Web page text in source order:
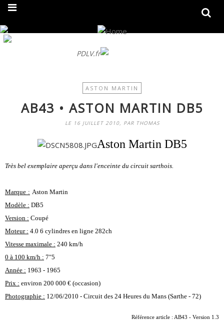
PDLV.fr
ASTON MARTIN
AB43 • ASTON MARTIN DB5
LE 16 JUILLET 2010, PAR THOMAS
Aston Martin DB5
Très bel exemplaire aperçu dans l'enceinte du circuit sarthois.
Marque : Aston Martin
Modèle : DB5
Version : Coupé
Moteur : 4.0 6 cylindres en ligne 282ch
Vitesse maximale : 240 km/h
0 à 100 km/h : 7"5
Année : 1963 - 1965
Prix : environ 200 000 € (occasion)
Photographie : 12/06/2010 - Circuit des 24 Heures du Mans (Sarthe - 72)
Référence article : AB43 - Version 1.3